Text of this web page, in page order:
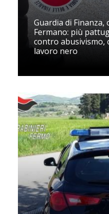
Guardia di
Fermano: più
contro abusivismo,
lavoro nero